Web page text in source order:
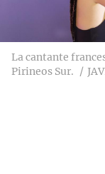
La cantante
Pirineos Sur.